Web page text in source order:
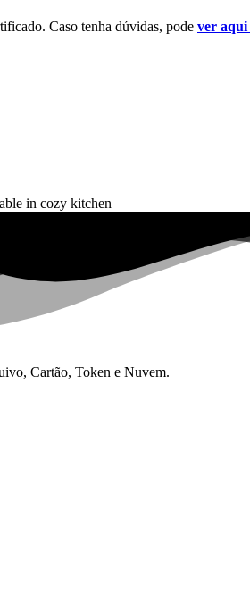
Caso tenha dúvidas, pode ver aqui
Cartão, Token e Nuvem.